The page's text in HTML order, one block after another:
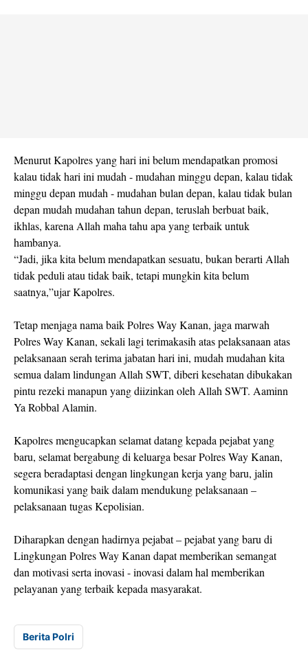
Menurut Kapolres yang hari ini belum mendapatkan promosi
kalau tidak hari ini mudah - mudahan minggu depan, kalau tidak
minggu depan mudah - mudahan bulan depan, kalau tidak bulan
depan mudah mudahan tahun depan, teruslah berbuat baik,
ikhlas, karena Allah maha tahu apa yang terbaik untuk
hambanya.
“Jadi, jika kita belum mendapatkan sesuatu, bukan berarti Allah
tidak peduli atau tidak baik, tetapi mungkin kita belum
saatnya,”ujar Kapolres.
Tetap menjaga nama baik Polres Way Kanan, jaga marwah
Polres Way Kanan, sekali lagi terimakasih atas pelaksanaan atas
pelaksanaan serah terima jabatan hari ini, mudah mudahan kita
semua dalam lindungan Allah SWT, diberi kesehatan dibukakan
pintu rezeki manapun yang diizinkan oleh Allah SWT. Aaminn
Ya Robbal Alamin.
Kapolres mengucapkan selamat datang kepada pejabat yang
baru, selamat bergabung di keluarga besar Polres Way Kanan,
segera beradaptasi dengan lingkungan kerja yang baru, jalin
komunikasi yang baik dalam mendukung pelaksanaan –
pelaksanaan tugas Kepolisian.
Diharapkan dengan hadirnya pejabat – pejabat yang baru di
Lingkungan Polres Way Kanan dapat memberikan semangat
dan motivasi serta inovasi - inovasi dalam hal memberikan
pelayanan yang terbaik kepada masyarakat.
Berita Polri